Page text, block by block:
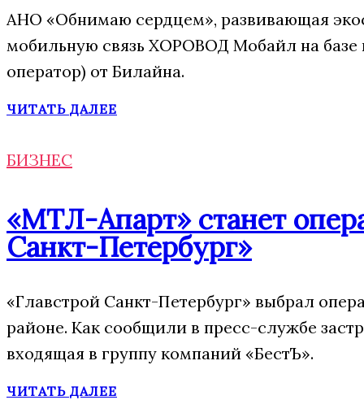
АНО «Обнимаю сердцем», развивающая
мобильную связь ХОРОВОД Мобайл на
оператор) от Билайна.
ЧИТАТЬ ДАЛЕЕ
БИЗНЕС
«МТЛ-Апарт» станет
Санкт-Петербург»
«Главстрой Санкт-Петербург» выбрал
районе. Как сообщили в пресс-службе
входящая в группу компаний «БестЪ».
ЧИТАТЬ ДАЛЕЕ